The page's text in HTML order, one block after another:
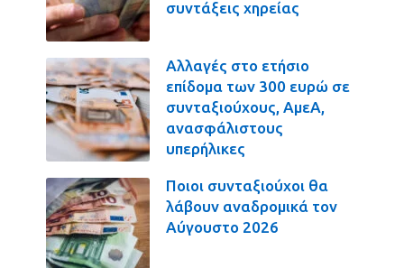
συντάξεις χηρείας
Αλλαγές στο ετήσιο
επίδομα των 300 ευρώ σε
συνταξιούχους, ΑμεΑ,
ανασφάλιστους
υπερήλικες
Ποιοι συνταξιούχοι θα
λάβουν αναδρομικά τον
Αύγουστο 2026